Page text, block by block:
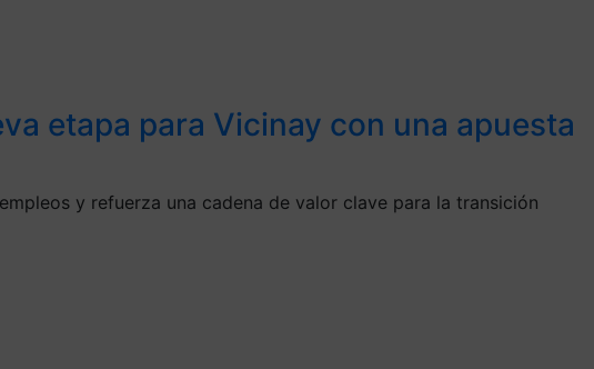
etapa para Vicinay con una apuesta
y refuerza una cadena de valor clave para la transición